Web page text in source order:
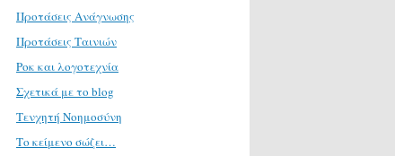
Προτάσεις Ανάγνωσης
Προτάσεις Ταινιών
Ροκ και λογοτεχνία
Σχετικά με το blog
Τενχητή Νοημοσύνη
Το κείμενο σώζει…